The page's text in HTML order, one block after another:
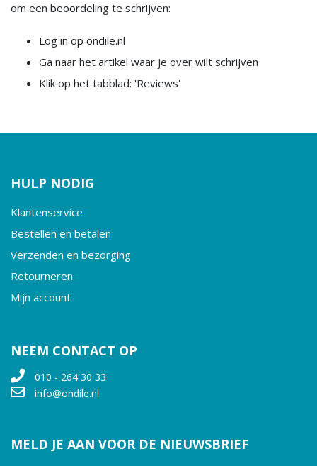
om een beoordeling te schrijven:
Log in op ondile.nl
Ga naar het artikel waar je over wilt schrijven
Klik op het tabblad: 'Reviews'
HULP NODIG
Klantenservice
Bestellen en betalen
Verzenden en bezorging
Retourneren
Mijn account
NEEM CONTACT OP
010 - 264 30 33
info@ondile.nl
MELD JE AAN VOOR DE NIEUWSBRIEF